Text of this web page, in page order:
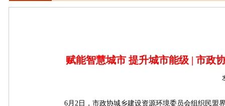
赋能智慧城市 提升城市能级 | 市政
6月2日，市政协城乡建设资源环境委员会组织民盟